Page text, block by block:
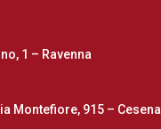
1 – Ravenna
Montefiore, 915 – Cesena